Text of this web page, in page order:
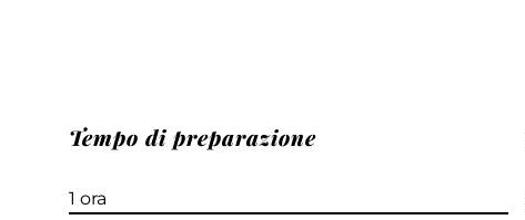
Tempo di preparazione
1 ora